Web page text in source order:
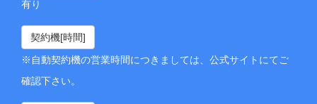
有り
契約機[時間]
※自動契約機の営業時間につきましては、公式サイトにてご
確認下さい。